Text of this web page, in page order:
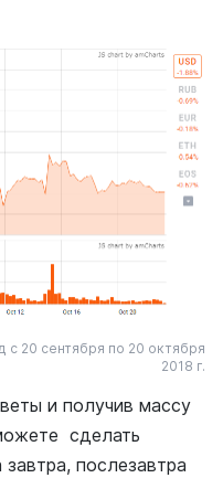
с 20 сентября по 20 октября
2018 г.
и получив массу
сделать
послезавтра